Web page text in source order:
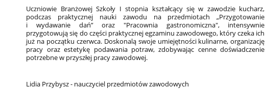
Uczniowie Branżowej Szkoły I stopnia kształcący się w zawodzie kucharz,
podczas praktycznej nauki zawodu na przedmiotach „Przygotowanie
i wydawanie dań” oraz "Pracownia gastronomiczna", intensywnie
przygotowują się do części praktycznej egzaminu zawodowego, który czeka ich
już na początku czerwca. Doskonalą swoje umiejętności kulinarne, organizację
pracy oraz estetykę podawania potraw, zdobywając cenne doświadczenie
potrzebne w przyszłej pracy zawodowej.
Lidia Przybysz - nauczyciel przedmiotów zawodowych